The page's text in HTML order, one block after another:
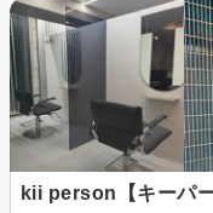
kii person【キーパー